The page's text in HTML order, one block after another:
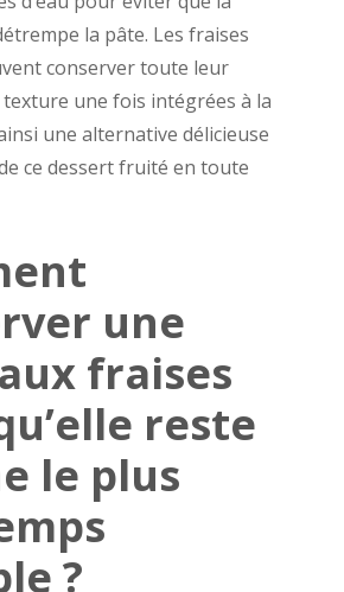
la pâte. Les fraises
conserver toute leur
une fois intégrées à la
une alternative délicieuse
ce dessert fruité en toute
une
fraises
reste
le plus
?